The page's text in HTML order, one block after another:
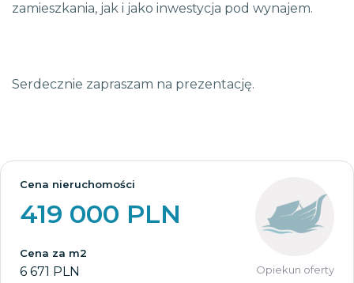
zamieszkania, jak i jako inwestycja pod wynajem.
Serdecznie zapraszam na prezentację.
Cena nieruchomości
419 000 PLN
Cena za m2
6 671 PLN Opiekun oferty